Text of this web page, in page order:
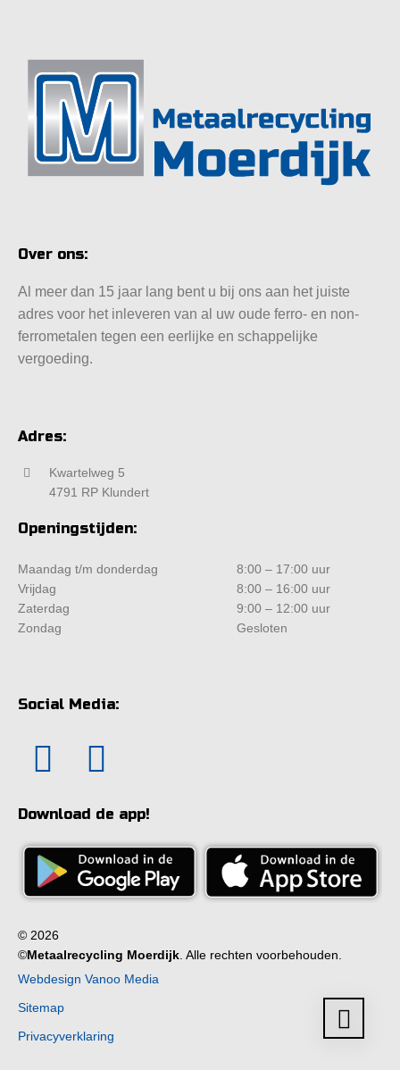
Over ons:
Al meer dan 15 jaar lang bent u bij ons aan het juiste
adres voor het inleveren van al uw oude ferro- en non-
ferrometalen tegen een eerlijke en schappelijke
vergoeding.
Adres:
Kwartelweg 5
4791 RP Klundert
Openingstijden:
Maandag t/m donderdag
8:00 – 17:00 uur
Vrijdag
8:00 – 16:00 uur
Zaterdag
9:00 – 12:00 uur
Zondag
Gesloten
Social Media:
Download de app!
© 2026
©Metaalrecycling Moerdijk . Alle rechten voorbehouden.
Webdesign Vanoo Media
Sitemap
Privacyverklaring